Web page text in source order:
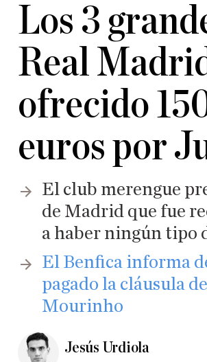
Los 3
Real
ofrecido
euros por
El club merengue
de Madrid que fue
a haber ningún tipo
El Benfica informa
pagado la cláusula
Mourinho
Jesús Urdiola